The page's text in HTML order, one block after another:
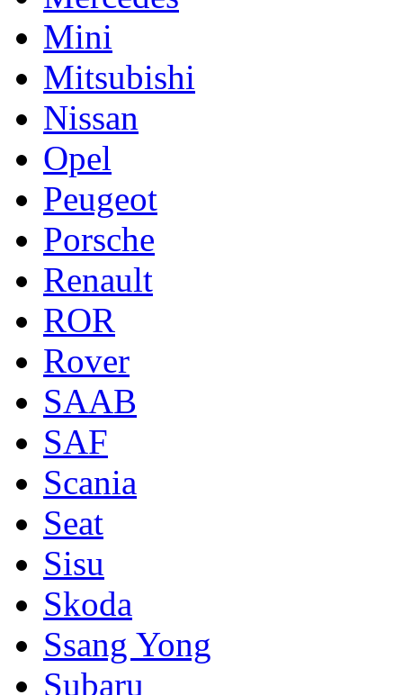
Mini
Mitsubishi
Nissan
Opel
Peugeot
Porsche
Renault
ROR
Rover
SAAB
SAF
Scania
Seat
Sisu
Skoda
Ssang Yong
Subaru